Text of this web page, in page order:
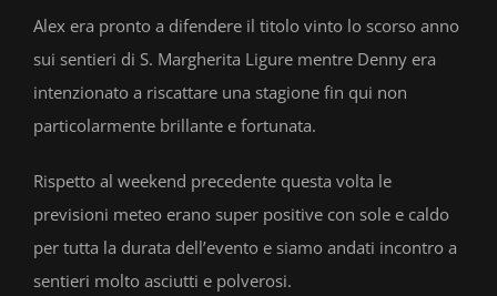
Alex era pronto a difendere il titolo vinto lo scorso anno
sui sentieri di S. Margherita Ligure mentre Denny era
intenzionato a riscattare una stagione fin qui non
particolarmente brillante e fortunata.
Rispetto al weekend precedente questa volta le
previsioni meteo erano super positive con sole e caldo
per tutta la durata dell’evento e siamo andati incontro a
sentieri molto asciutti e polverosi.